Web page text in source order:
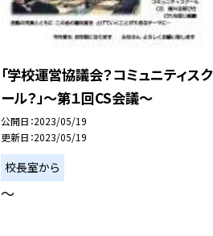
「学校運営協議会？コミュニティスク
ール？」〜第１回CS会議〜
公開日 2023/05/19
更新日 2023/05/19
校長室から
〜